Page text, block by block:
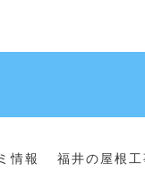
情報
福井の屋根